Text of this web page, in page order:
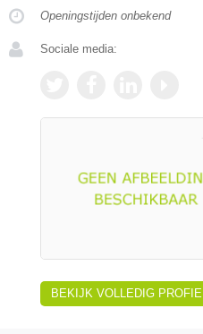
Openingstijden onbekend
Sociale media:
BEKIJK VOLLEDIG PROFIEL